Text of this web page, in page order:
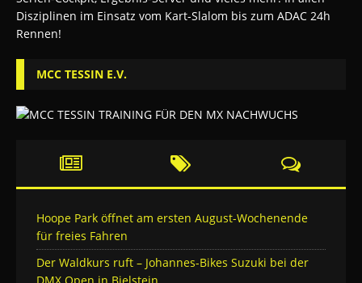
MCC TESSIN E.V.
Hoope Park öffnet am ersten August-Wochenende
für freies Fahren
Der Waldkurs ruft – Johannes-Bikes Suzuki bei der